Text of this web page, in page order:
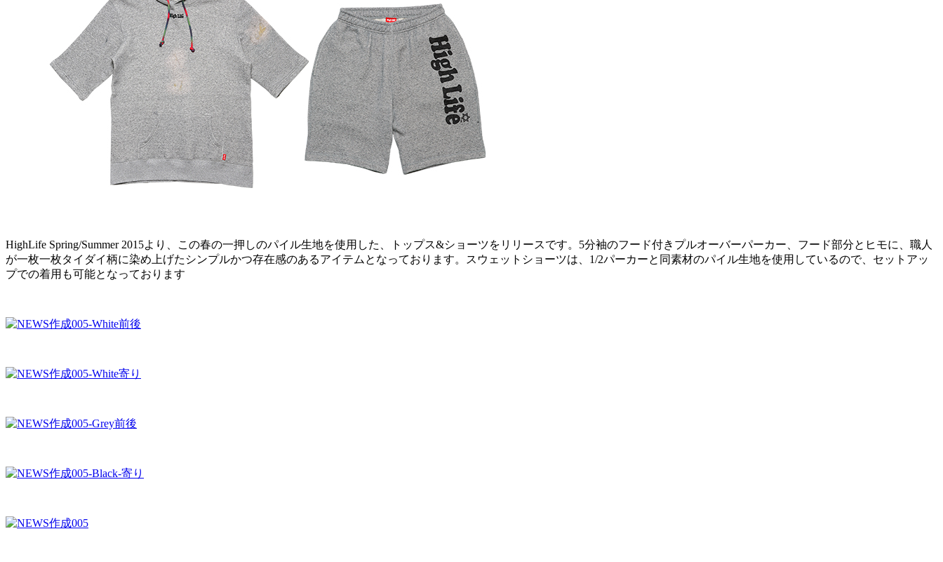
HighLife Spring/Summer 2015より、この春の一押しのパイル生地を使用した、トップス&ショーツをリリースです。5分袖のフード付きプルオーバーパーカー、フード部分とヒモに、職人
が一枚一枚タイダイ柄に染め上げたシンプルかつ存在感のあるアイテムとなっております。スウェットショーツは、1/2パーカーと同素材のパイル生地を使用しているので、セットアッ
プでの着用も可能となっております